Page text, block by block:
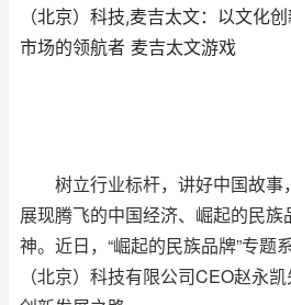
（北京）科技,麦吉太文：以文化
市场的领航者 麦吉太文游戏
树立行业标杆，讲好中国故
展现腾飞的中国经济、崛起的民
神。近日，“崛起的民族品牌”专题
（北京）科技有限公司CEO赵永